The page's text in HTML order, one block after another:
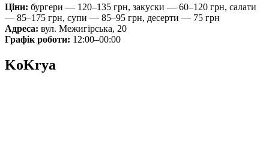
Ціни: бургери — 120–135 грн, закуски — 60–120 грн, салати
— 85–175 грн, супи — 85–95 грн, десерти — 75 грн
Адреса: вул. Межигірська, 20
Графік роботи: 12:00–00:00
KoKrya